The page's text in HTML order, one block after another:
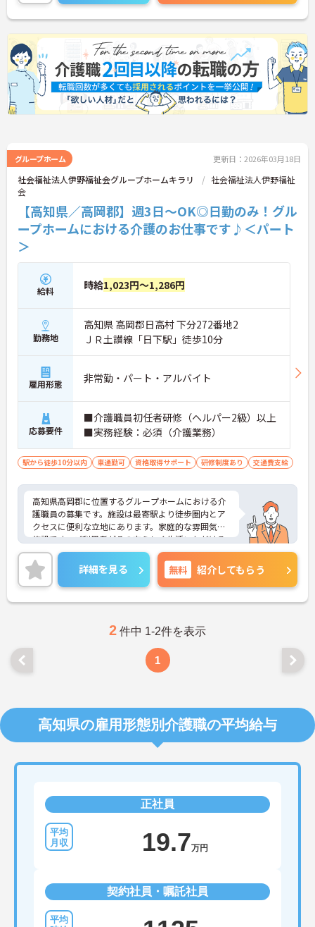
を行っていただける方を募集しています。
ご興味のある方には、面接対策ポイントなど、さら
に詳細をご案内しますのでお気軽にご相談くださ
い！
グループホーム 更新日：2026年03月18日
社会福祉法人伊野福祉会グループホームキラリ
社会福祉法人伊野福祉
会
【高知県／高岡郡】週3日～OK◎日勤のみ！グル
ープホームにおける介護のお仕事です♪＜パート
＞
給料 時給1,023円～1,286円
勤務地
高知県 高岡郡日高村 下分272番地2
ＪＲ土讃線「日下駅」徒歩10分
雇用形態 非常勤・パート・アルバイト
応募要件
■介護職員初任者研修（ヘルパー2級）以上
■実務経験：必須（介護業務）
駅から徒歩10分以内 車通勤可 資格取得サポート 研修制度あり 交通費支給
高知県高岡郡に位置するグループホームにおける介
護職員の募集です。施設は最寄駅より徒歩圏内とア
クセスに便利な立地にあります。家庭的な雰囲気の
施設です。ご利用者がその方らしく生活いただける
ようサポートしています。
残業は基本ないので、ワークライフバランスを保ち
ながらご勤務いただけます。また、勤務日数は相談
可能なので、無理なくプライベートを大切にしなが
らご勤務いただけます。
に詳細をお話しいたしますのでお気軽にご相談くだ
詳細を見る 無料 紹介してもらう
2 件中 1-2件を表示
1
高知県の雇用形態別介護職の平均給与
正社員
19.7万円
契約社員・嘱託社員